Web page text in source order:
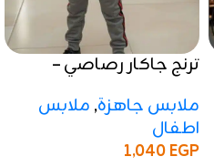
ترنج جاكار رصاصي –
ملابس جاهزة, ملابس
اطفال
1,040EGP